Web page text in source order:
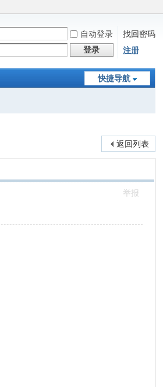
自动登录
找回密码
登录 注册
快捷导航
返回列表
举报